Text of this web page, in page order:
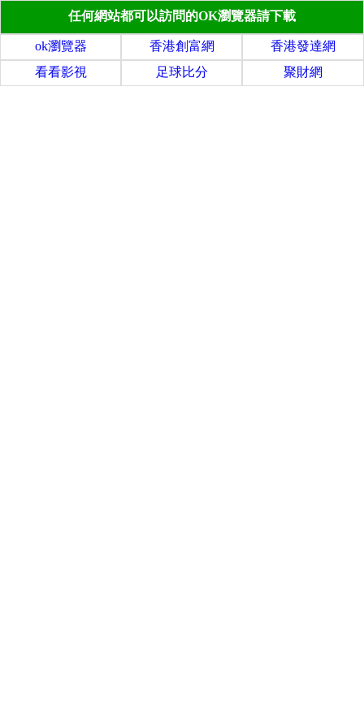
任何網站都可以訪問的OK瀏覽器請下載
ok瀏覽器 香港創富網
香港發達網
看看影視
足球比分 聚財網